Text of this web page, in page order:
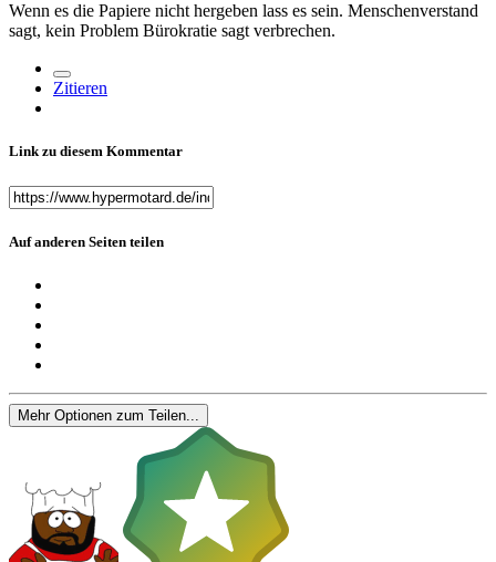
Wenn es die Papiere nicht hergeben lass es sein. Menschenverstand
sagt, kein Problem Bürokratie sagt verbrechen.
Zitieren
Link zu diesem Kommentar
Auf anderen Seiten teilen
Mehr Optionen zum Teilen...